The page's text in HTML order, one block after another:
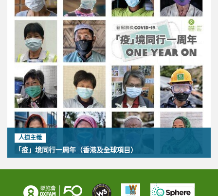
人道主義
「疫」境同行一周年（香港及全球項目）